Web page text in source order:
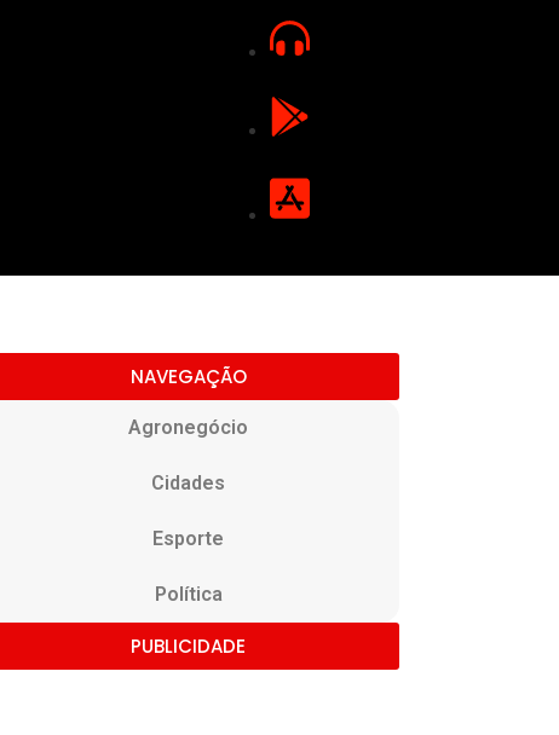
NAVEGAÇÃO
Agronegócio
Cidades
Esporte
Política
PUBLICIDADE